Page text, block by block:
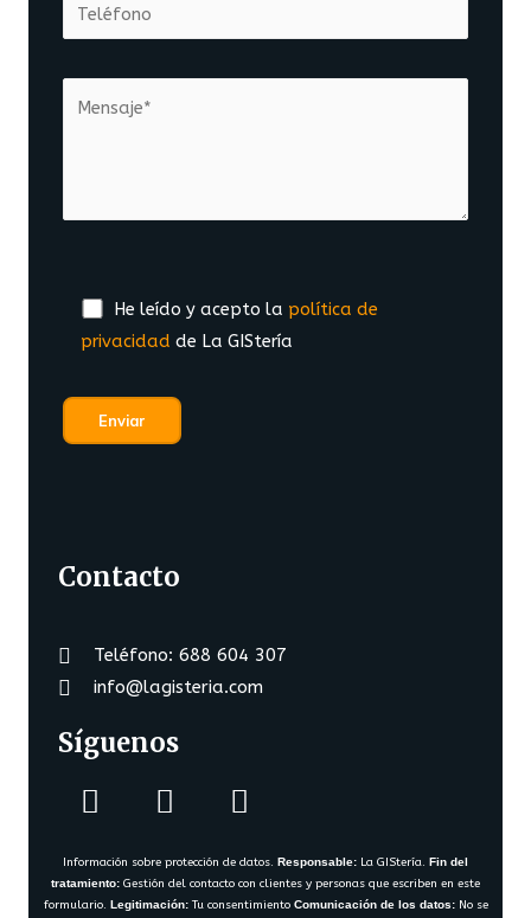
He leído y acepto la política de
privacidad de La GIStería
Contacto
Teléfono: 688 604 307
info@lagisteria.com
Síguenos
Información sobre protección de datos. Responsable: La GIStería. Fin del
tratamiento: Gestión del contacto con clientes y personas que escriben en este
formulario. Legitimación:Tu consentimiento Comunicación de los datos:No se